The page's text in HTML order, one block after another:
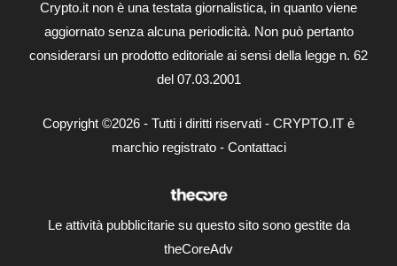
Crypto.it non è una testata giornalistica, in quanto viene
aggiornato senza alcuna periodicità. Non può pertanto
considerarsi un prodotto editoriale ai sensi della legge n. 62
del 07.03.2001
Copyright ©2026 - Tutti i diritti riservati - CRYPTO.IT è
marchio registrato - Contattaci
Le attività pubblicitarie su questo sito sono gestite da
theCoreAdv